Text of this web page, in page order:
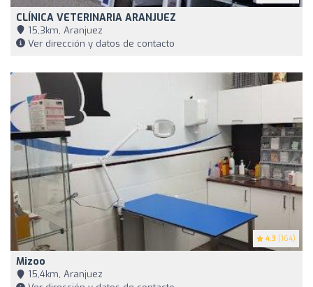
CLÍNICA VETERINARIA ARANJUEZ
15,3km, Aranjuez
Ver dirección y datos de contacto
4.3 (164)
Mizoo
15,4km, Aranjuez